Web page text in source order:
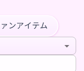
ンアイテム